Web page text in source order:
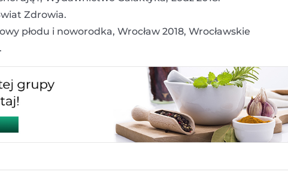
Zdrowia.
płodu i noworodka, Wrocław 2018, Wrocławskie